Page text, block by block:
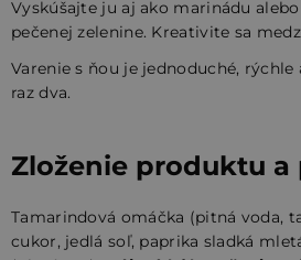
Vyskúšajte ju aj ako marinádu
pečenej zelenine. Kreativite sa
Varenie s ňou je jednoduché,
raz dva.
Zloženie produktu a
Tamarindová omáčka (pitná voda,
cukor, jedlá soľ, paprika sladká